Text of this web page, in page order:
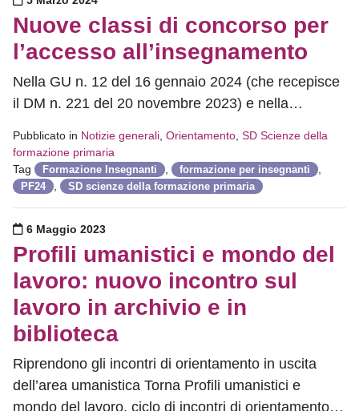
Nuove classi di concorso per
l’accesso all’insegnamento
Nella GU n. 12 del 16 gennaio 2024 (che recepisce
il DM n. 221 del 20 novembre 2023) e nella…
Pubblicato in Notizie generali, Orientamento, SD Scienze della
formazione primaria
Tag
Formazione Insegnanti , formazione per insegnanti ,
PF24 , SD scienze della formazione primaria
Pubblicato il
6 Maggio 2023
Profili umanistici e mondo del
lavoro: nuovo incontro sul
lavoro in archivio e in
biblioteca
Riprendono gli incontri di orientamento in uscita
dell’area umanistica Torna Profili umanistici e
mondo del lavoro, ciclo di incontri di orientamento…